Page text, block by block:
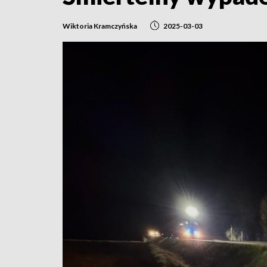
Wiktoria Kramczyńska 2025-03-03